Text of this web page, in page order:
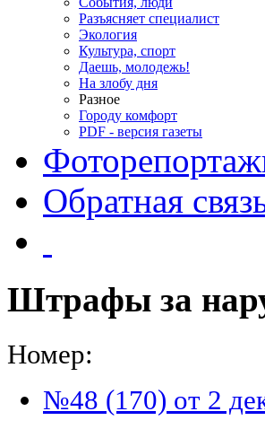
Разъясняет специалист
Экология
Культура, спорт
Даешь, молодежь!
На злобу дня
Разное
Городу комфорт
PDF - версия газеты
Обратная
Штрафы за
Номер:
№48 (170) от 2